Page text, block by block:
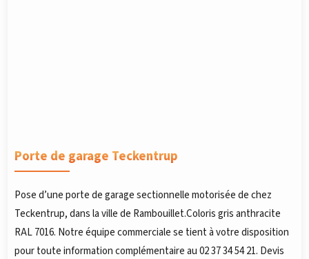
Porte de garage Teckentrup
Pose d’une porte de garage sectionnelle motorisée de chez
Teckentrup, dans la ville de Rambouillet.Coloris gris anthracite
RAL 7016. Notre équipe commerciale se tient à votre disposition
pour toute information complémentaire au 02 37 34 54 21. Devis